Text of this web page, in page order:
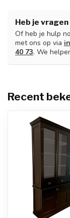
Heb je
Of heb je hulp
met ons op via
40 73. We
Recent